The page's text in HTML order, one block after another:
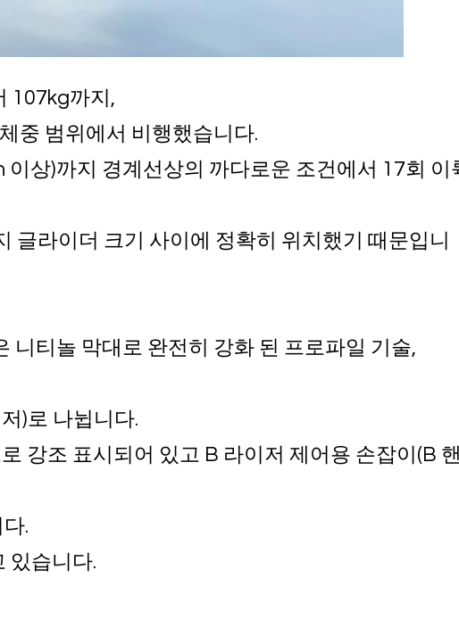
107kg까지,
중 범위에서 비행했습니다.
상)까지 경계선상의 까다로운 조건에서 17회 이
글라이더 크기 사이에 정확히 위치했기 때문입니
니티놀 막대로 완전히 강화 된 프로파일 기술,
)로 나뉩니다.
강조 표시되어 있고 B 라이저 제어용 손잡이(B
.
있습니다.